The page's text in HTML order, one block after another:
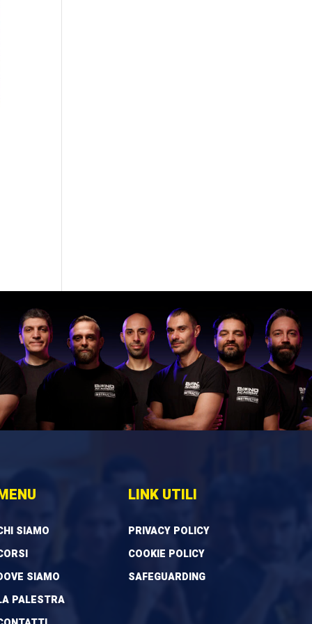
SIAMO
SIAMO
PALESTRA
LINK UTILI
PRIVACY POLICY
COOKIE POLICY
SAFEGUARDING